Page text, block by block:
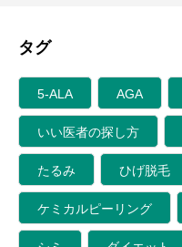
タグ
5-ALA AGA
いい医者の探し方
たるみ ひげ脱毛
ケミカルピーリング